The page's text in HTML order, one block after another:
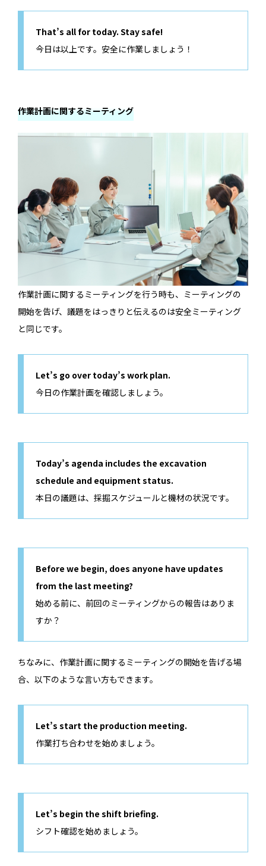
That’s all for today. Stay safe!
今日は以上です。安全に作業しましょう！
作業計画に関するミーティング
作業計画に関するミーティングを行う時も、ミーティングの
開始を告げ、議題をはっきりと伝えるのは安全ミーティング
と同じです。
Let’s go over today’s work plan.
今日の作業計画を確認しましょう。
Today’s agenda includes the excavation
schedule and equipment status.
本日の議題は、採掘スケジュールと機材の状況です。
Before we begin, does anyone have updates
from the last meeting?
始める前に、前回のミーティングからの報告はありま
すか？
ちなみに、作業計画に関するミーティングの開始を告げる場
合、以下のような言い方もできます。
Let’s start the production meeting.
作業打ち合わせを始めましょう。
Let’s begin the shift briefing.
シフト確認を始めましょう。